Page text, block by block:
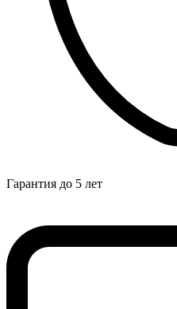
Гарантия до 5 лет